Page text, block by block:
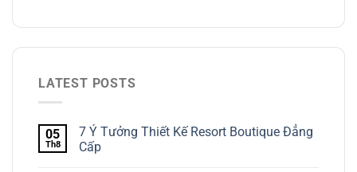
LATEST POSTS
05
Th8
7 Ý Tưởng Thiết Kế Resort Boutique Đẳng
Cấp